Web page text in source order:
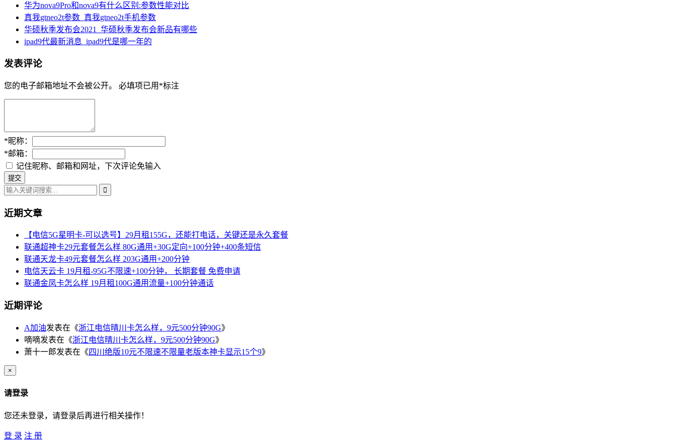
华为nova9Pro和nova9有什么区别:参数性能对比
真我gtneo2t参数_真我gtneo2t手机参数
华硕秋季发布会2021_华硕秋季发布会新品有哪些
ipad9代最新消息_ipad9代是哪一年的
发表评论
您的电子邮箱地址不会被公开。 必填项已用 *标注
*昵称：
*邮箱：
记住昵称、邮箱和网址，下次评论免输入
近期文章
【电信5G星明卡-可以选号】29月租155G，还能打电话，关键还是永久套餐
联通超神卡29元套餐怎么样 80G通用+30G定向+100分钟+400条短信
联通天龙卡49元套餐怎么样 203G通用+200分钟
电信天云卡 19月租-95G不限速+100分钟， 长期套餐 免费申请
联通金凤卡怎么样 19月租100G通用流量+100分钟通话
近期评论
A加油发表在《浙江电信晴川卡怎么样，9元500分钟90G》
嘀嘀发表在《浙江电信晴川卡怎么样，9元500分钟90G》
萧十一郎发表在《四川绝版10元不限速不限量老版本神卡显示15个9》
×
请登录
您还未登录，请登录后再进行相关操作！
登 录 注 册